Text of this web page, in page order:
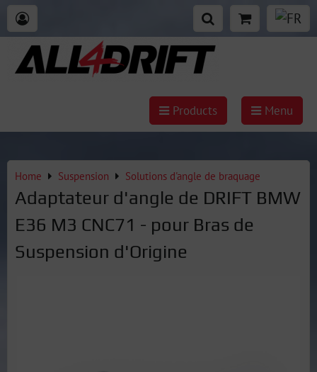
Products Menu
Home Suspension Solutions d'angle de braquage
Adaptateur d'angle de DRIFT BMW
E36 M3 CNC71 - pour Bras de
Suspension d'Origine